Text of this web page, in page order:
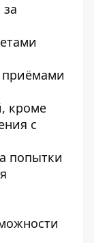
приёмами
кроме
с
попытки